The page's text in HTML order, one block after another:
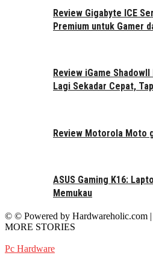
Review Gigabyte ICE
Premium untuk Gamer
Review iGame
Lagi Sekadar Cepat,
Review Motorola Moto
ASUS Gaming K16:
Memukau
© © Powered by Hardwareholic.com |
MORE STORIES
Pc Hardware